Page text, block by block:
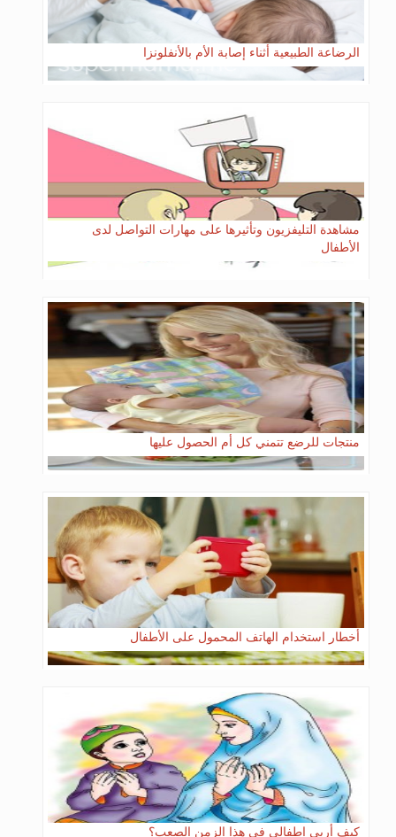
الرضاعة الطبيعية أثناء إصابة اﻷم باﻷنفلونزا
مشاهدة التليفزيون وتأثيرها على مهارات التواصل لدى
الأطفال
منتجات للرضع تتمني كل أم الحصول عليها
أخطار استخدام الهاتف المحمول على الأطفال
كيف أربي اطفالي في هذا الزمن الصعب؟